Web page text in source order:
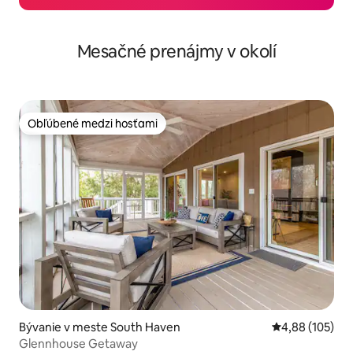
Mesačné prenájmy v okolí
Obľúbené medzi hosťami
Obľúbené medzi hosťami
Bývanie v meste South Haven Priemerné
4,88 (105)
Glennhouse Getaway